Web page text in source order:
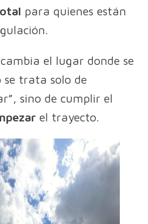
para quienes están
el lugar donde se
trata solo de
sino de cumplir el
el trayecto.